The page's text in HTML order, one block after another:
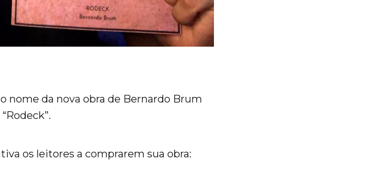
o nome da nova obra de Bernardo Brum
os leitores a comprarem sua obra: